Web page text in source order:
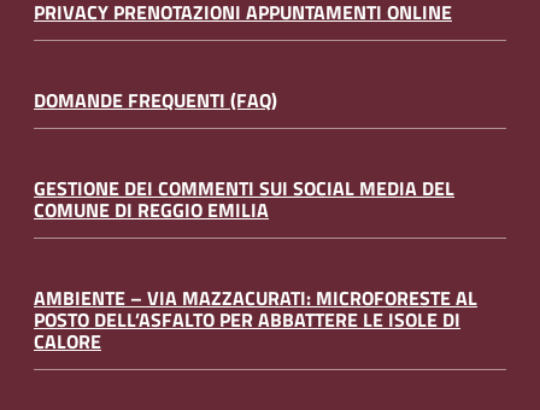
PRIVACY PRENOTAZIONI APPUNTAMENTI ONLINE
DOMANDE FREQUENTI (FAQ)
GESTIONE DEI COMMENTI SUI SOCIAL MEDIA DEL
COMUNE DI REGGIO EMILIA
AMBIENTE – VIA MAZZACURATI: MICROFORESTE AL
POSTO DELL’ASFALTO PER ABBATTERE LE ISOLE DI
CALORE